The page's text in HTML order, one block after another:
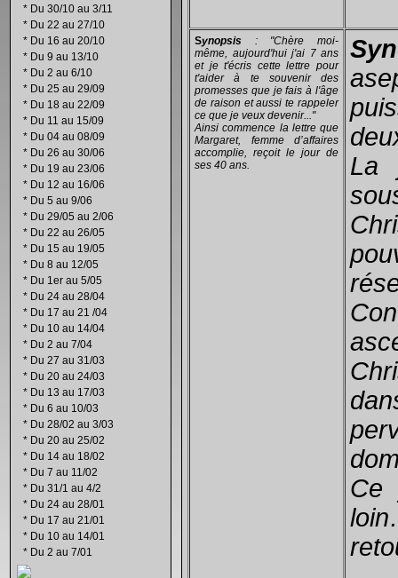
* Du 30/10 au 3/11
* Du 22 au 27/10
* Du 16 au 20/10
* Du 9 au 13/10
* Du 2 au 6/10
* Du 25 au 29/09
* Du 18 au 22/09
* Du 11 au 15/09
* Du 04 au 08/09
* Du 26 au 30/06
* Du 19 au 23/06
* Du 12 au 16/06
* Du 5 au 9/06
* Du 29/05 au 2/06
* Du 22 au 26/05
* Du 15 au 19/05
* Du 8 au 12/05
* Du 1er au 5/05
* Du 24 au 28/04
* Du 17 au 21 /04
* Du 10 au 14/04
* Du 2 au 7/04
* Du 27 au 31/03
* Du 20 au 24/03
* Du 13 au 17/03
* Du 6 au 10/03
* Du 28/02 au 3/03
* Du 20 au 25/02
* Du 14 au 18/02
* Du 7 au 11/02
* Du 31/1 au 4/2
* Du 24 au 28/01
* Du 17 au 21/01
* Du 10 au 14/01
* Du 2 au 7/01
Synopsis : "Chère moi-
même, aujourd'hui j'ai 7 ans
et je t'écris cette lettre pour
t'aider à te souvenir des
promesses que je fais à l'âge
de raison et aussi te rappeler
ce que je veux devenir..."
Ainsi commence la lettre que
Margaret, femme d’affaires
accomplie, reçoit le jour de
ses 40 ans.
La
Ce